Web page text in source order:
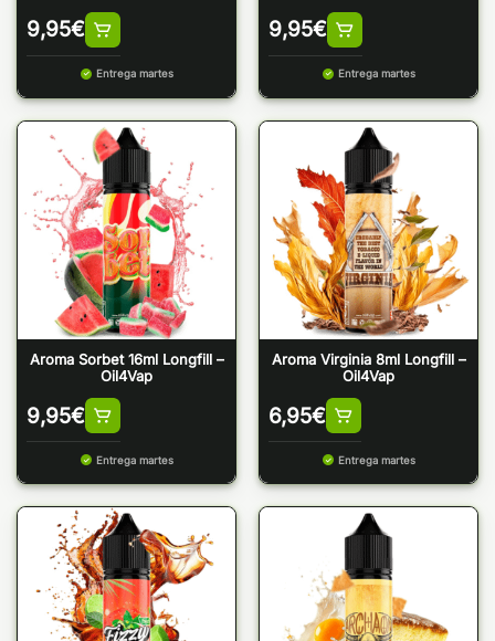
9,95€
Entrega martes
9,95€
Entrega martes
Aroma Sorbet 16ml Longfill –
Oil4Vap
9,95€
Entrega martes
Aroma Virginia 8ml Longfill –
Oil4Vap
6,95€
Entrega martes